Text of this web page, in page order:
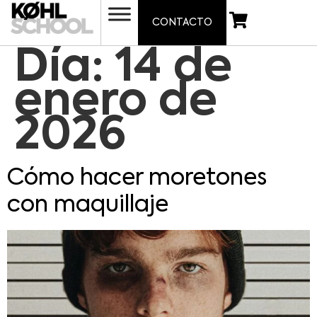
CONTACTO
Día:14 de
enero de
2026
Cómo hacer moretones
con maquillaje